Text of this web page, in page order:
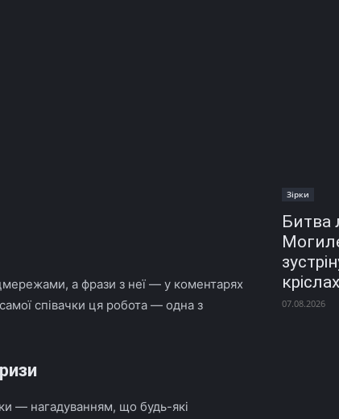
а фрази з неї — у коментарях
співачки ця робота — одна з
— нагадуванням, що будь-які
Зірки
Битва
07.08.2026